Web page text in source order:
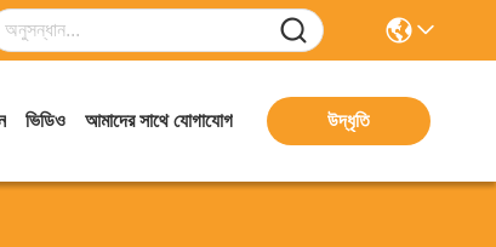
ভিডিও আমাদের সাথে যোগাযোগ উদ্ধৃতি